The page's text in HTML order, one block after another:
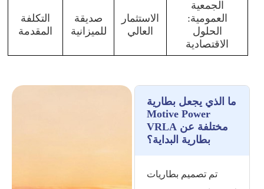
التكلفة
المقدمة
صديقة
للميزانية
الاستثمار
العالي
الجمعية
العمومية:
الحلول
الاقتصادية
ما الذي يجعل بطارية
Motive Power
VRLA مختلفة عن
بطارية البداية؟
تم تصميم بطاريات